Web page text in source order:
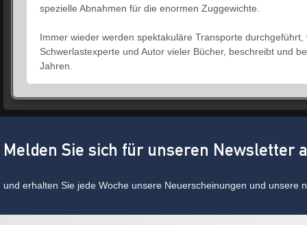
spezielle Abnahmen für die enormen Zuggewichte.
Immer wieder werden spektakuläre Transporte
Schwerlastexperte und Autor vieler Bücher, beschreibt und
Jahren.
Melden Sie sich für unseren Newsletter
und erhalten Sie jede Woche unsere Neuerscheinungen und unsere